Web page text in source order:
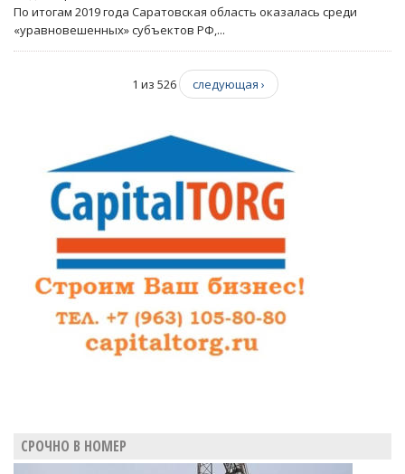
По итогам 2019 года Саратовская область оказалась среди
«уравновешенных» субъектов РФ,...
1 из 526 следующая ›
СРОЧНО В НОМЕР